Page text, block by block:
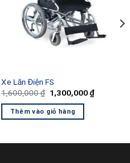
Xe Lăn Điện FS
1,600,000₫ Giá
gốc
là:
1,600,000 ₫.
1,300,000₫Giá
hiện
Thêm vào giỏ hàng